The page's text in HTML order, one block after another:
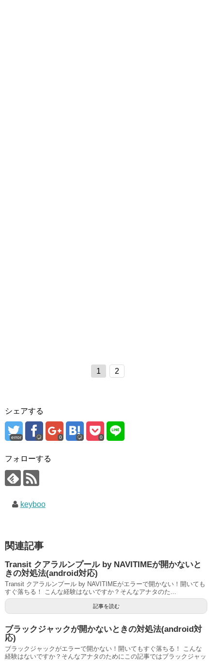
1 2
シェアする
error 0 0
フォローする
keyboo
関連記事
Transit クアラルンプール by NAVITIMEが開かないと
きの対処法(android対応)
Transit クアラルンプール by NAVITIMEがエラーで開かない！開いても
すぐ落ちる！ こんな経験はないですか？そんなアナタのた...
記事を読む
ブラックジャックが開かないときの対処法(android対
応)
ブラックジャックがエラーで開かない！開いてもすぐ落ちる！ こんな
経験はないですか？そんなアナタのためにこの記事ではブラックジャッ